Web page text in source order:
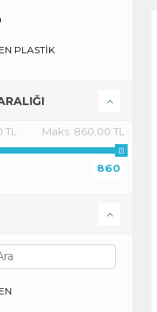
PLASTİK
TL Maks: 860,00 TL
860